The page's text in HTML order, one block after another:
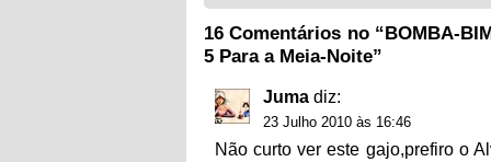
16 Comentários no “BOMBA-
5 Para a Meia-Noite”
Juma diz:
23 Julho 2010 às 16:46
Não curto ver este gajo,prefiro o